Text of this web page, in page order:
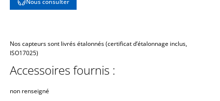
Nos capteurs sont livrés étalonnés (certificat d’étalonnage inclus,
ISO17025)
Accessoires fournis :
non renseigné